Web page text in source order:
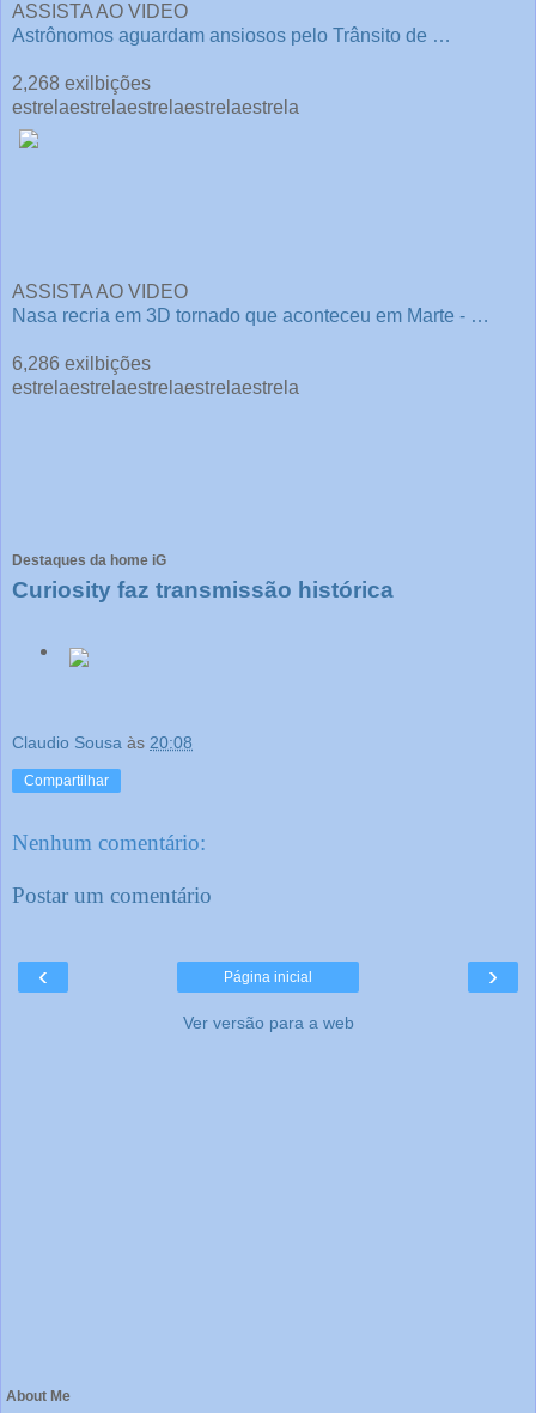
ASSISTA AO VIDEO
Astrônomos aguardam ansiosos pelo Trânsito de …
2,268 exilbições
estrelaestrelaestrelaestrelaestrela
ASSISTA AO VIDEO
Nasa recria em 3D tornado que aconteceu em Marte - …
6,286 exilbições
estrelaestrelaestrelaestrelaestrela
Destaques da home iG
Curiosity faz transmissão histórica
Claudio Sousa às 20:08
Compartilhar
Nenhum comentário:
Postar um comentário
‹ ›
Página inicial
Ver versão para a web
About Me